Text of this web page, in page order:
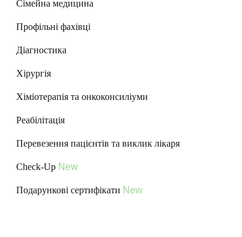
Сімейна медицина
Профільні фахівці
Діагностика
Хірургія
Хіміотерапія та онкоконсиліуми
Реабілітація
Перевезення пацієнтів та виклик лікаря
Check-Up New
Подарункові сертифікати New